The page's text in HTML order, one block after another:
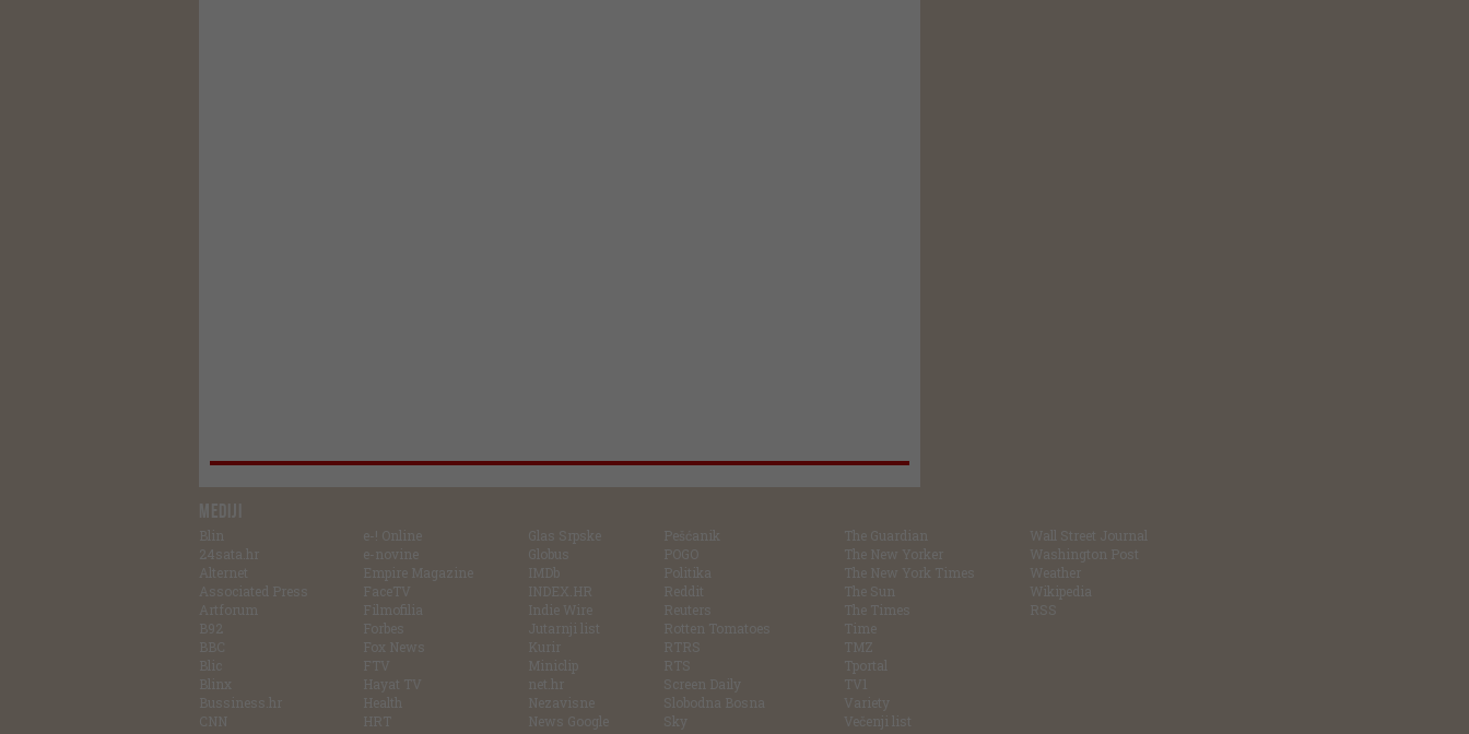
MEDIJI
Blin
24sata.hr
Alternet
Associated Press
Artforum
B92
BBC
Blic
Blinx
Bussiness.hr
CNN
e-! Online
e-novine
Empire Magazine
FaceTV
Filmofilia
Forbes
Fox News
FTV
Hayat TV
Health
HRT
Glas Srpske
Globus
IMDb
INDEX.HR
Indie Wire
Jutarnji list
Kurir
Miniclip
net.hr
Nezavisne
News Google
Pešćanik
POGO
Politika
Reddit
Reuters
Rotten Tomatoes
RTRS
RTS
Screen Daily
Slobodna Bosna
Sky
The Guardian
The New Yorker
The New York Times
The Sun
The Times
Time
TMZ
Tportal
TV1
Variety
Večenji list
Wall Street Journal
Washington Post
Weather
Wikipedia
RSS